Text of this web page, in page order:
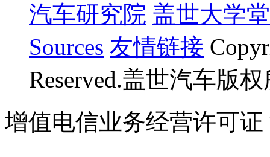
汽车研究院 盖世大学堂
Sources 友情链接
Reserved.盖世汽车版
增值电信业务经营许可证